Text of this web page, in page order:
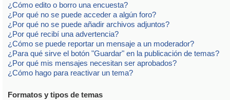
¿Cómo edito o borro una encuesta?
¿Por qué no se puede acceder a algún foro?
¿Por qué no se puede añadir archivos adjuntos?
¿Por qué recibí una advertencia?
¿Cómo se puede reportar un mensaje a un moderador?
¿Para qué sirve el botón "Guardar" en la publicación de temas?
¿Por qué mis mensajes necesitan ser aprobados?
¿Cómo hago para reactivar un tema?
Formatos y tipos de temas